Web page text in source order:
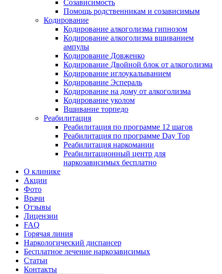
Созависимость
Помощь родственникам и созависимым
Кодирование
Кодирование алкоголизма гипнозом
Кодирование алкоголизма вшиванием
ампулы
Кодирование Довженко
Кодирование Двойной блок от алкоголизма
Кодирование иглоукалыванием
Кодирование Эспераль
Кодирование на дому от алкоголизма
Кодирование уколом
Вшивание торпедо
Реабилитация
Реабилитация по программе 12 шагов
Реабилитация по программе Day Top
Реабилитация наркомании
Реабилитационный центр для
наркозависимых бесплатно
О клинике
Акции
Фото
Врачи
Отзывы
Лицензии
FAQ
Горячая линия
Наркологический диспансер
Бесплатное лечение наркозависимых
Статьи
Контакты